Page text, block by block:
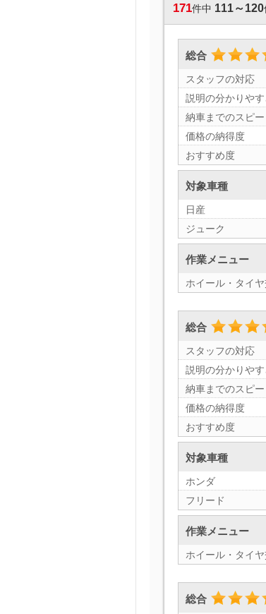
171件中 111～120
総合
スタッフの対応
説明の分かりやす
納車までのスピー
価格の納得度
おすすめ度
対象車種
日産
ジューク
作業メニュー
ホイール・タイ
総合
スタッフの対応
説明の分かりやす
納車までのスピー
価格の納得度
おすすめ度
対象車種
ホンダ
フリード
作業メニュー
ホイール・タイ
総合